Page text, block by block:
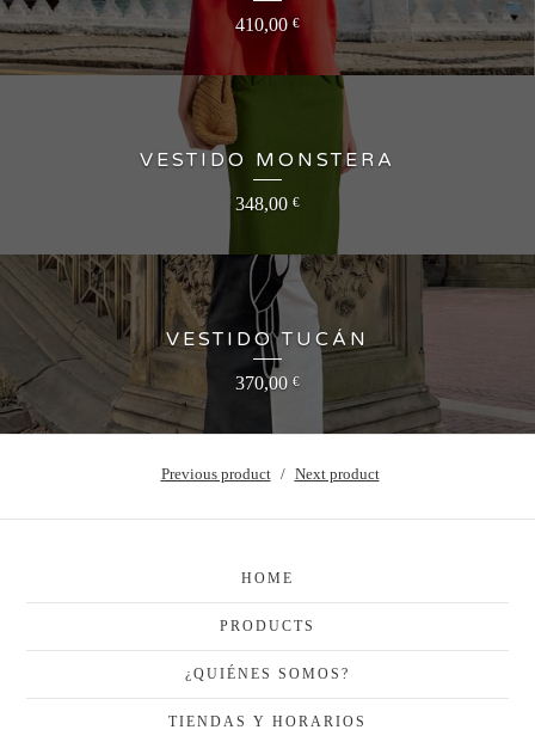
410,00 €
VESTIDO MONSTERA
348,00 €
VESTIDO TUCÁN
370,00 €
Previous product Next product
HOME
PRODUCTS
¿QUIÉNES SOMOS?
TIENDAS Y HORARIOS